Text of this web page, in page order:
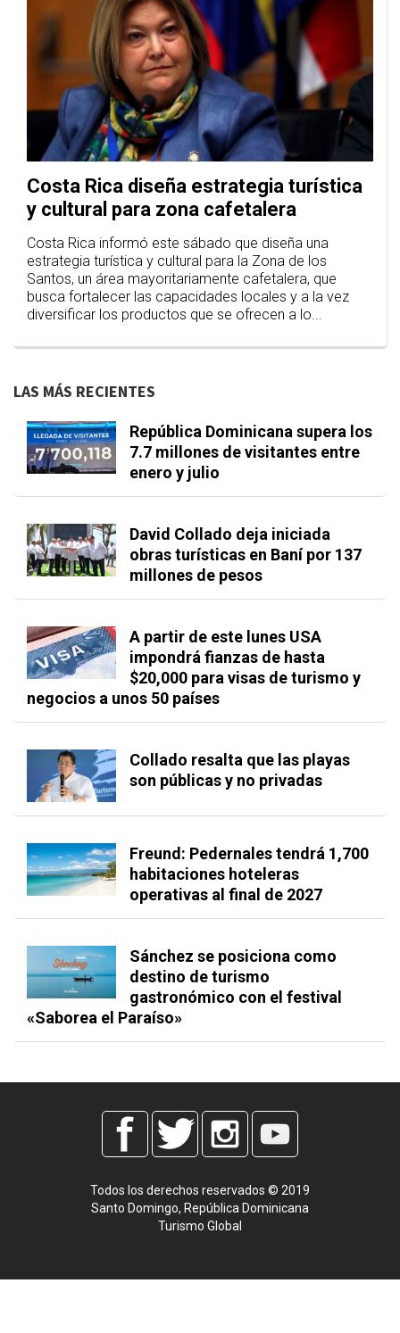
Costa Rica diseña estrategia turística
y cultural para zona cafetalera
Costa Rica informó este sábado que diseña una
estrategia turística y cultural para la Zona de los
Santos, un área mayoritariamente cafetalera, que
busca fortalecer las capacidades locales y a la vez
diversificar los productos que se ofrecen a lo...
LAS MÁS RECIENTES
República Dominicana supera los
7.7 millones de visitantes entre
enero y julio
David Collado deja iniciada
obras turísticas en Baní por 137
millones de pesos
A partir de este lunes USA
impondrá fianzas de hasta
$20,000 para visas de turismo y
negocios a unos 50 países
Collado resalta que las playas
son públicas y no privadas
Freund: Pedernales tendrá 1,700
habitaciones hoteleras
operativas al final de 2027
Sánchez se posiciona como
destino de turismo
gastronómico con el festival
«Saborea el Paraíso»
Todos los derechos reservados © 2019
Santo Domingo, República Dominicana
Turismo Global